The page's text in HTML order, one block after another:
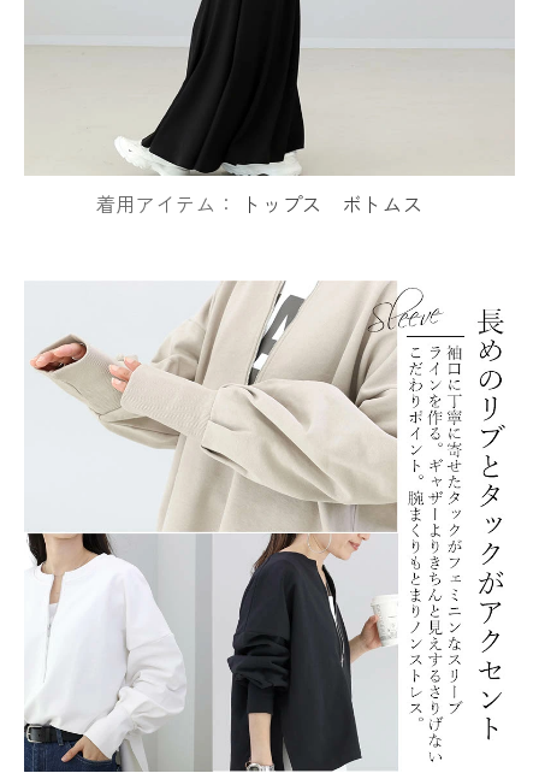
着用アイテム： トップス ボトムス